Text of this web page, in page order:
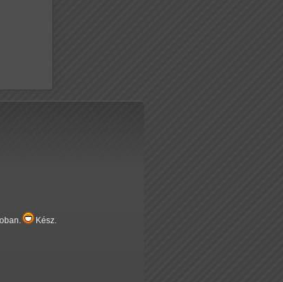
Kész.